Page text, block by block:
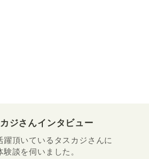
ジさんインタビュー
躍頂いているタスカジさんに
験談を伺いました。